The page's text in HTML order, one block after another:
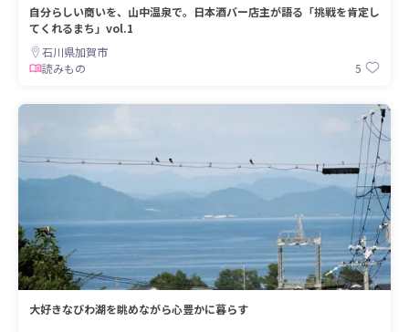
自分らしい商いを、山中温泉で。日本酒バー店主が語る「挑戦を肯定し
てくれるまち」vol.1
石川県加賀市
読みもの
5
大好きなびわ湖を眺めながら心豊かに暮らす